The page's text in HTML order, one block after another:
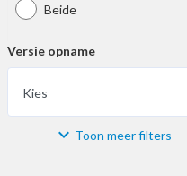
Beide
Versie opname
Kies
Materiaal Toon meer filters